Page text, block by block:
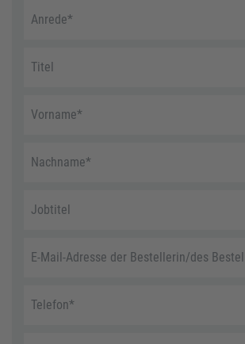
Anrede*
Titel
Vorname*
Nachname*
Jobtitel
E-Mail-Adresse der Bestellerin/des
Telefon*